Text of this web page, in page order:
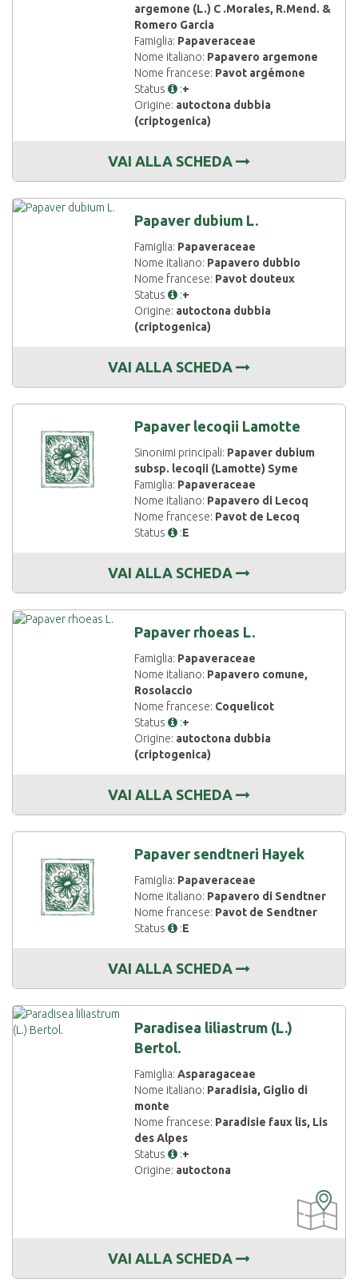
argemone (L.) C .Morales, R.Mend. &
Romero Garcia
Famiglia: Papaveraceae
Nome italiano: Papavero argemone
Nome francese: Pavot argémone
Status
:+
Origine: autoctona dubbia
(criptogenica)
VAI ALLA SCHEDA
Papaver dubium L.
Famiglia: Papaveraceae
Nome italiano: Papavero dubbio
Nome francese: Pavot douteux
Status
:+
Origine: autoctona dubbia
(criptogenica)
VAI ALLA SCHEDA
Papaver lecoqii Lamotte
Sinonimi principali: Papaver dubium
subsp. lecoqii (Lamotte) Syme
Famiglia: Papaveraceae
Nome italiano: Papavero di Lecoq
Nome francese: Pavot de Lecoq
Status
:E
VAI ALLA SCHEDA
Papaver rhoeas L.
Famiglia: Papaveraceae
Nome italiano: Papavero comune,
Rosolaccio
Nome francese: Coquelicot
Status
:+
Origine: autoctona dubbia
(criptogenica)
VAI ALLA SCHEDA
Papaver sendtneri Hayek
Famiglia: Papaveraceae
Nome italiano: Papavero di Sendtner
Nome francese: Pavot de Sendtner
Status
:E
VAI ALLA SCHEDA
Paradisea liliastrum (L.)
Bertol.
Famiglia:Asparagaceae
Nome italiano: Paradisia, Giglio di
monte
Nome francese: Paradisie faux lis, Lis
des Alpes
Status
:+
Origine: autoctona
DISPONIBILE
VAI ALLA SCHEDA